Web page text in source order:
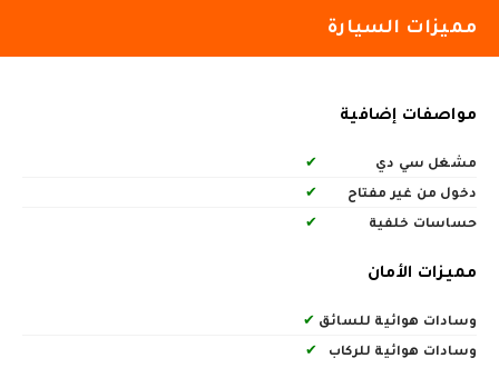
مميزات السيارة
مواصفات إضافية
مشغل سي دي
✔
دخول من غير مفتاح
✔
حساسات خلفية
✔
مميزات الأمان
وسادات هوائية للسائق ✔
وسادات هوائية للركاب
✔